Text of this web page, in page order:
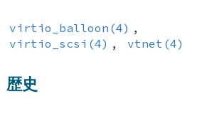
virtio_balloon(4) ,
virtio_scsi(4) , vtnet(4)
歴史